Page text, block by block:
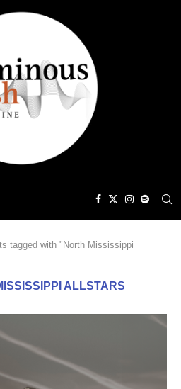
tagged with "North Mississippi
ALLSTARS